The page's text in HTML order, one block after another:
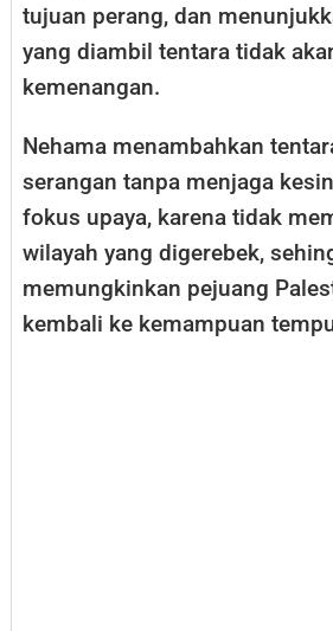
tujuan perang, dan
yang diambil tentara tidak
kemenangan.
Nehama menambahkan
serangan tanpa menjaga
fokus upaya, karena tidak
wilayah yang digerebek,
memungkinkan pejuang
kembali ke kemampuan